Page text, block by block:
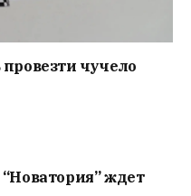
чучело
ждет